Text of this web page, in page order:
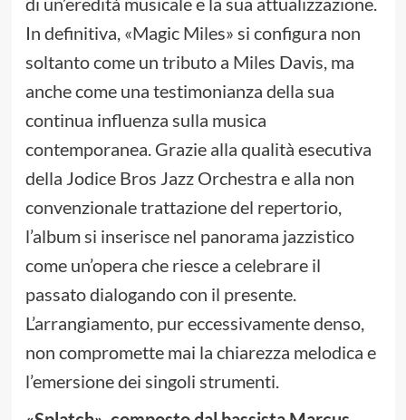
In definitiva, «Magic Miles» si configura non
soltanto come un tributo a Miles Davis, ma
anche come una testimonianza della sua
continua influenza sulla musica
contemporanea. Grazie alla qualità esecutiva
della Jodice Bros Jazz Orchestra e alla non
convenzionale trattazione del repertorio,
l’album si inserisce nel panorama jazzistico
come un’opera che riesce a celebrare il
passato dialogando con il presente.
L’arrangiamento, pur eccessivamente denso,
non compromette mai la chiarezza melodica e
l’emersione dei singoli strumenti.